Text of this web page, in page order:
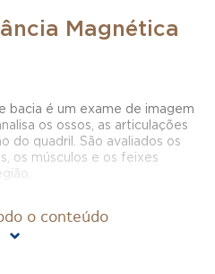
Magnética
bacia é um exame de imagem
os ossos, as articulações
do quadril. São avaliados os
os músculos e os feixes
exame são o estudo de
(metástases) que
o conteúdo